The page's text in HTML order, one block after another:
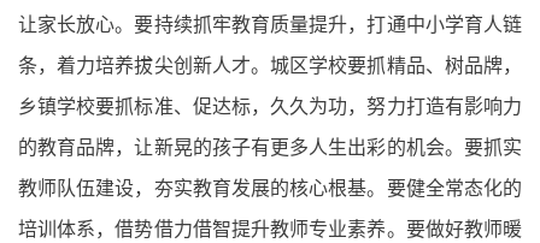
让家长放心。要持续抓牢教育质量提升，打通中小学育人链
条，着力培养拔尖创新人才。城区学校要抓精品、树品牌，
乡镇学校要抓标准、促达标，久久为功，努力打造有影响力
的教育品牌，让新晃的孩子有更多人生出彩的机会。要抓实
教师队伍建设，夯实教育发展的核心根基。要健全常态化的
培训体系，借势借力借智提升教师专业素养。要做好教师暖